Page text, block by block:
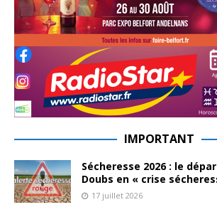
IMPORTANT
Sécheresse 2026 : le
Doubs en « crise
17 juillet 2026